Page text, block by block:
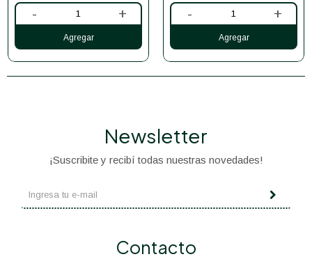
- + - +
Contacto
Newsletter
¡Suscribite y recibí todas nuestras novedades!